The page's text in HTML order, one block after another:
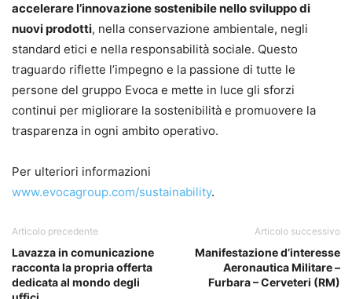
accelerare l’innovazione sostenibile nello sviluppo di
nuovi prodotti, nella conservazione ambientale, negli
standard etici e nella responsabilità sociale. Questo
traguardo riflette l’impegno e la passione di tutte le
persone del gruppo Evoca e mette in luce gli sforzi
continui per migliorare la sostenibilità e promuovere la
trasparenza in ogni ambito operativo.
Per ulteriori informazioni
www.evocagroup.com/sustainability.
Articolo precedente
Lavazza in comunicazione
racconta la propria offerta
dedicata al mondo degli
Articolo successivo
Manifestazione d’interesse
Aeronautica Militare –
Furbara – Cerveteri (RM)